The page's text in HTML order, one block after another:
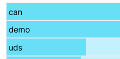
can
demo
uds